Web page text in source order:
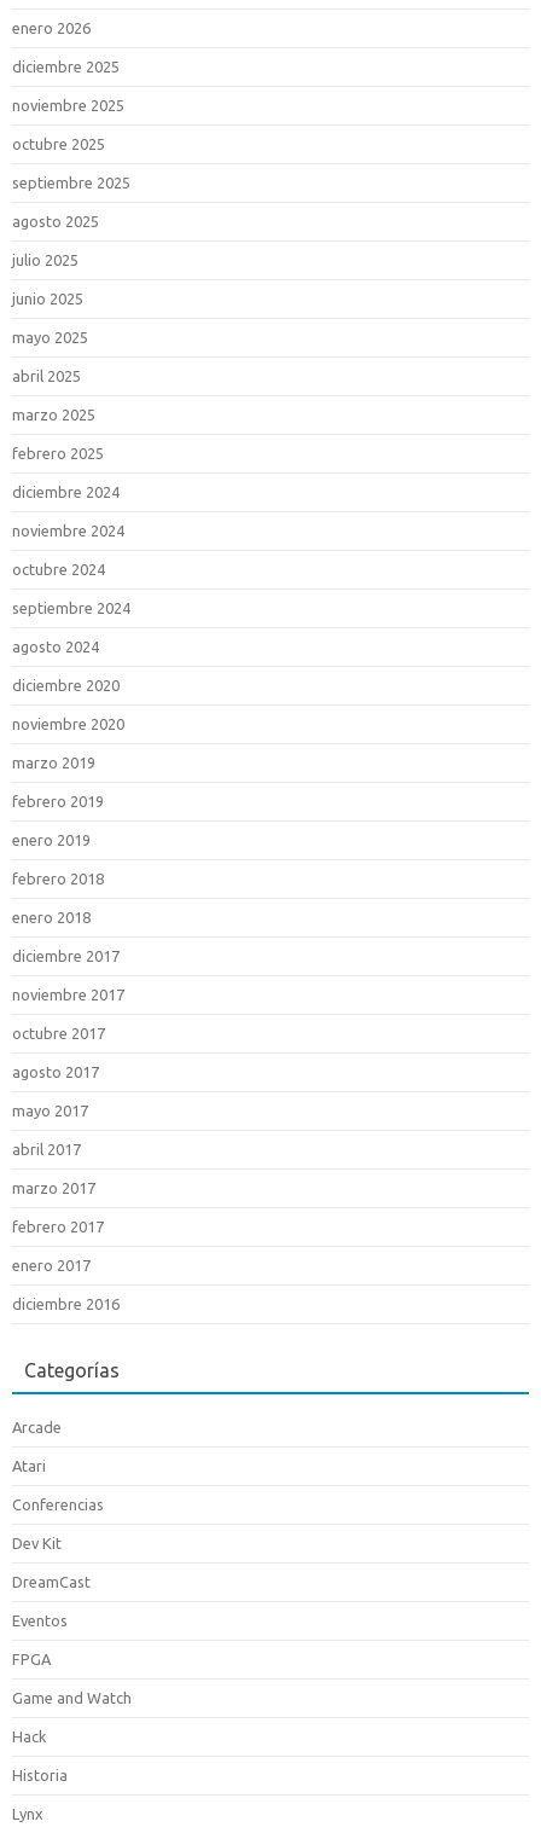
enero 2026
diciembre 2025
noviembre 2025
octubre 2025
septiembre 2025
agosto 2025
julio 2025
junio 2025
mayo 2025
abril 2025
marzo 2025
febrero 2025
diciembre 2024
noviembre 2024
octubre 2024
septiembre 2024
agosto 2024
diciembre 2020
noviembre 2020
marzo 2019
febrero 2019
enero 2019
febrero 2018
enero 2018
diciembre 2017
noviembre 2017
octubre 2017
agosto 2017
mayo 2017
abril 2017
marzo 2017
febrero 2017
enero 2017
diciembre 2016
Categorías
Arcade
Atari
Conferencias
Dev Kit
DreamCast
Eventos
FPGA
Game and Watch
Hack
Historia
Lynx